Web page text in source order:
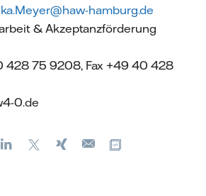
hamburg.de
& Akzeptanzförderung
428 75 9208, Fax +49 40 428
0.de
LinkedIn Xing
E-